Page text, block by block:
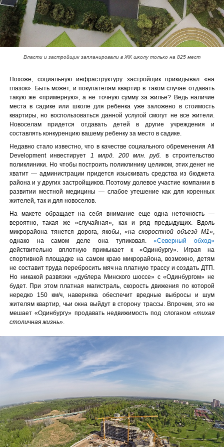
Власти и застройщик запланировали в ЖК школу только на 825 мест
Похоже, социальную инфраструктуру застройщик прикидывал «на
глазок». Быть может, и покупателям квартир в таком случае отдавать
такую же «примерную», а не точную сумму за жилье? Ведь наличие
места в садике или школе для ребенка уже заложено в стоимость
квартиры, но воспользоваться данной услугой смогут не все жители.
Новоселам придется отдавать детей в другие учреждения и
составлять конкуренцию вашему ребенку за место в садике.
Недавно стало известно, что в качестве социального обременения Afi
Development инвестирует 1 млрд. 200 млн. руб. в строительство
поликлиники. Но чтобы построить поликлинику целиком, этих денег не
хватит — администрации придется изыскивать средства из бюджета
района и у других застройщиков. Поэтому долевое участие компании в
развитии местной медицины — слабое утешение как для коренных
жителей, так и для новоселов.
На макете обращает на себя внимание еще одна неточность —
вероятно, такая же «случайная», как и ряд предыдущих. Вдоль
микрорайона тянется дорога, якобы, «на скоростной объезд М1»,
однако на самом деле она тупиковая.«Северный обход»
действительно вплотную примыкает к «Одинбургу». Играя на
спортивной площадке на самом краю микрорайона, возможно, детям
не составит труда перебросить мяч на платную трассу и создать ДТП.
Но никакой развязки «дублера Минского шоссе» с «Одинбургом» не
будет. При этом платная магистраль, скорость движения по которой
нередко 150 км/ч, наверняка обеспечит вредные выбросы и шум
жителям квартир, чьи окна выйдут в сторону трассы. Впрочем, это не
мешает «Одинбургу» продавать недвижимость под слоганом «тихая
столичная жизнь».